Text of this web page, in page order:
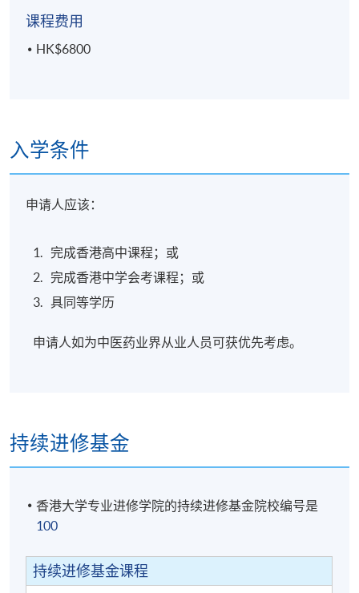
报名代码
日期 / 时间
本院教学中心
课程费用
HK$6800
入学条件
申请人应该：
完成香港高中课程；或
完成香港中学会考课程；或
具同等学历
申请人如为中医药业界从业人员可获优先考虑。
持续进修基金
香港大学专业进修学院的持续进修基金院校编号是
100
持续进修基金课程